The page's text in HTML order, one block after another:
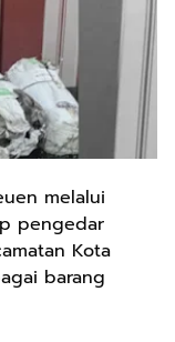
melalui
pengedar
Kota
barang